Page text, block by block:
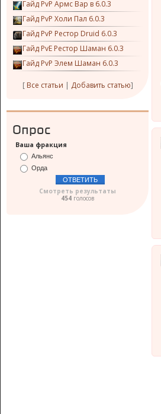
Гайд PvP Армс Вар в 6.0.3
Гайд PvP Холи Пал 6.0.3
Гайд PvP Рестор Druid 6.0.3
Гайд PvE Рестор Шаман 6.0.3
Гайд PvP Элем Шаман 6.0.3
[ Все статьи | Добавить статью]
Опрос
Ваша фракция
Альянс
Орда
Смотреть результаты
454 голосов